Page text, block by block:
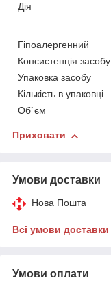
Дія
Гіпоалергенний
Консистенція засобу
Упаковка засобу
Кількість в упаковці
Об`єм
Приховати
Умови доставки
Нова Пошта
Всі умови доставки
Умови оплати